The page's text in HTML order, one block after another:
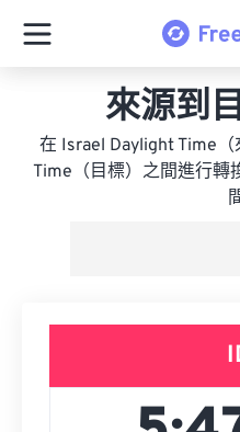
來源到
在 Israel Daylight Time
Time（目標）之間進行轉